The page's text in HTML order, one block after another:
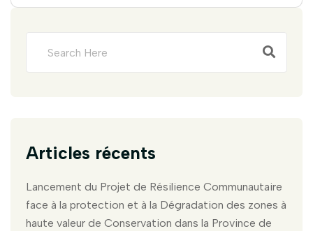
Articles récents
Lancement du Projet de Résilience Communautaire
face à la protection et à la Dégradation des zones à
haute valeur de Conservation dans la Province de